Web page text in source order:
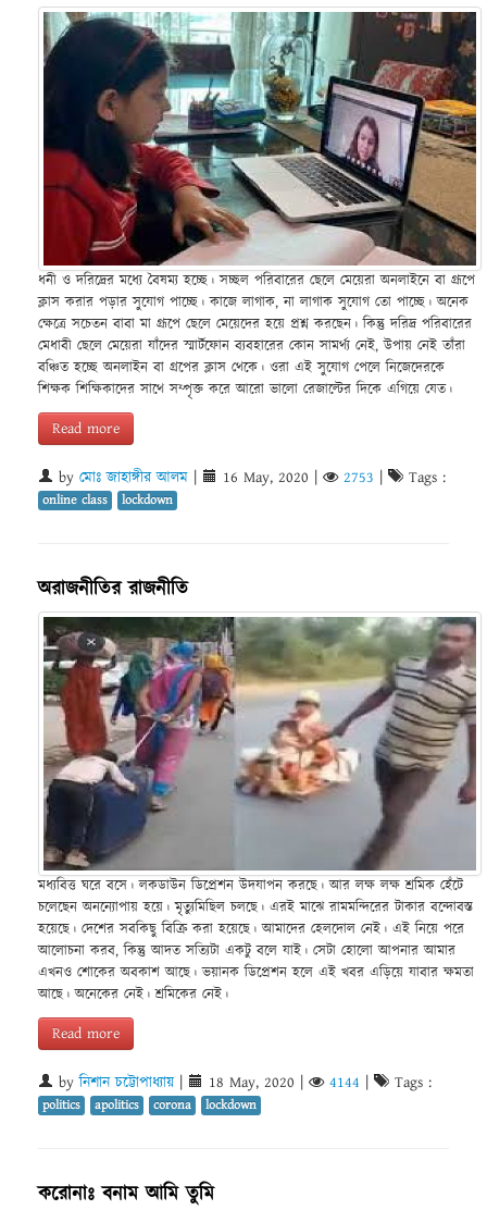
ধনী ও দরিদ্রের মধ্যে বৈষম্য হচ্ছে। সচ্ছল পরিবারের ছেলে মেয়েরা অনলাইনে বা গ্রূপে
ক্লাস করার পড়ার সুযোগ পাচ্ছে। কাজে লাগাক, না লাগাক সুযোগ তো পাচ্ছে। অনেক
ক্ষেত্রে সচেতন বাবা মা গ্রূপে ছেলে মেয়েদের হয়ে প্রশ্ন করছেন। কিন্তু দরিদ্র পরিবারের
মেধাবী ছেলে মেয়েরা যাঁদের স্মার্টফোন ব্যবহারের কোন সামর্থ্য নেই, উপায় নেই তাঁরা
বঞ্চিত হচ্ছে অনলাইন বা গ্রপের ক্লাস থেকে। ওরা এই সুযোগ পেলে নিজেদেরকে
শিক্ষক শিক্ষিকাদের সাথে সম্পৃক্ত করে আরো ভালো রেজাল্টের দিকে এগিয়ে যেত।
Read more
by মোঃ জাহাঙ্গীর আলম 16 May, 2020 2753 Tags :
online class lockdown
অরাজনীতির রাজনীতি
মধ্যবিত্ত ঘরে বসে। লকডাউন ডিপ্রেশন উদযাপন করছে। আর লক্ষ লক্ষ শ্রমিক হেঁটে
চলেছেন অনন্যোপায় হয়ে। মৃত্যুমিছিল চলছে। এরই মাঝে রামমন্দিরের টাকার বন্দোবস্ত
হয়েছে। দেশের সবকিছু বিক্রি করা হয়েছে। আমাদের হেলদোল নেই। এই নিয়ে পরে
আলোচনা করব, কিন্তু আদত সত্যিটা একটু বলে যাই। সেটা হোলো আপনার আমার
এখনও শোকের অবকাশ আছে। ভয়ানক ডিপ্রেশন হলে এই খবর এড়িয়ে যাবার ক্ষমতা
আছে। অনেকের নেই। শ্রমিকের নেই।
Read more
byনিশান চট্টোপাধ্যায় 18 May, 2020 4144 Tags :
politics apolitics corona lockdown
করোনাঃ বনাম আমি তুমি